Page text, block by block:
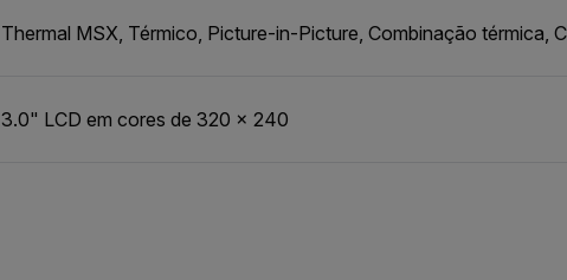
Thermal MSX, Térmico, Picture-in-Picture, Combinação térmica,
3.0" LCD em cores de 320 × 240